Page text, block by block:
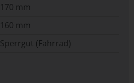
170 mm
160 mm
Sperrgut (Fahrrad)